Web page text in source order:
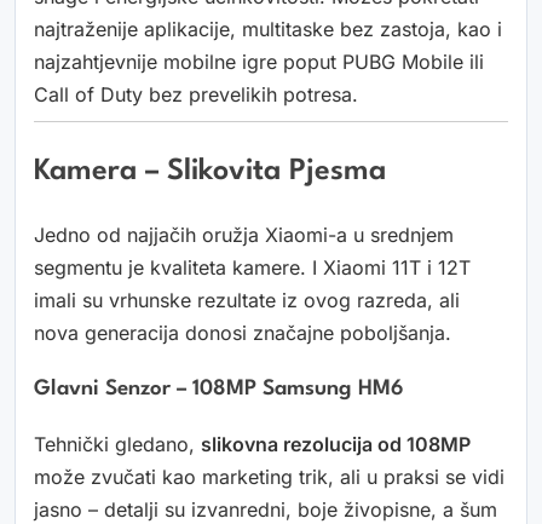
najtraženije aplikacije, multitaske bez zastoja, kao i
najzahtjevnije mobilne igre poput PUBG Mobile ili
Call of Duty bez prevelikih potresa.
Kamera – Slikovita Pjesma
Jedno od najjačih oružja Xiaomi-a u srednjem
segmentu je kvaliteta kamere. I Xiaomi 11T i 12T
imali su vrhunske rezultate iz ovog razreda, ali
nova generacija donosi značajne poboljšanja.
Glavni Senzor – 108MP Samsung HM6
Tehnički gledano, slikovna rezolucija od 108MP
može zvučati kao marketing trik, ali u praksi se vidi
jasno – detalji su izvanredni, boje živopisne, a šum